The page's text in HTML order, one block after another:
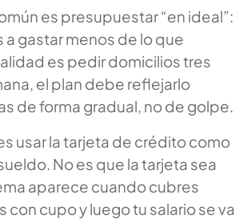
es presupuestar “en ideal”:
a gastar menos de lo que
es pedir domicilios tres
el plan debe reflejarlo
de forma gradual, no de golpe.
usar la tarjeta de crédito como
No es que la tarjeta sea
aparece cuando cubres
con cupo y luego tu salario se va